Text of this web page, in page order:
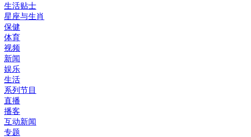
生活贴士
星座与生肖
保健
体育
视频
新闻
娱乐
生活
系列节目
直播
播客
互动新闻
专题